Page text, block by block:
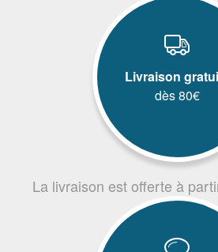
Livraison
dès 80€
La livraison est offerte à